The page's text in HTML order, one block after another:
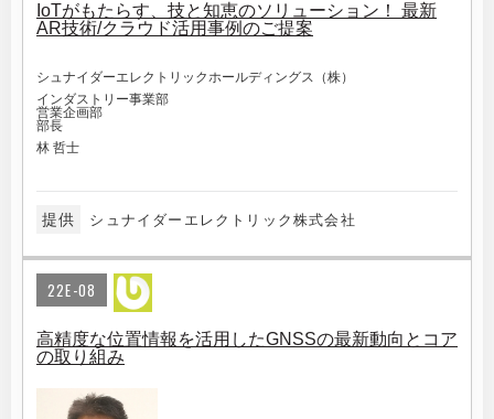
IoTがもたらす、技と知恵のソリューション！ 最新
AR技術/クラウド活用事例のご提案
シュナイダーエレクトリックホールディングス（株）
インダストリー事業部
営業企画部
部長
林 哲士
提供 シュナイダーエレクトリック株式会社
22E-08
高精度な位置情報を活用したGNSSの最新動向とコア
の取り組み